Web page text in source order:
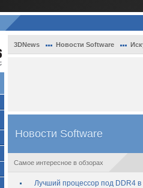
3DNews Новости Software
Новости Software
Самое интересное в обзорах
Лучший процессор под DDR4 в